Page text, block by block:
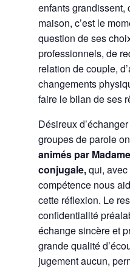
enfants grandissent,
maison, c’est le
question de ses
professionnels, de
relation de couple,
changements
faire le bilan de ses
Désireux
groupes de parole
animés par
conjugale,qui, avec
compétence nous
cette réflexion. Le
confidentialité
échange sincère et
grande qualité
jugement aucun,